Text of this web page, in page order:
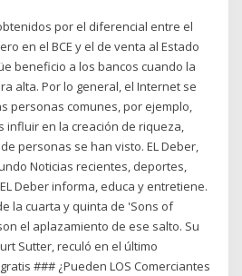
por el diferencial entre el
en el BCE y el de venta al Estado
beneficio a los bancos cuando la
alta. Por lo general, el Internet se
personas comunes, por ejemplo,
influir en la creación de riqueza,
personas se han visto. EL Deber,
Noticias recientes, deportes,
Deber informa, educa y entretiene.
la cuarta y quinta de 'Sons of
el aplazamiento de ese salto. Su
Sutter, reculó en el último
### ¿Pueden LOS Comerciantes